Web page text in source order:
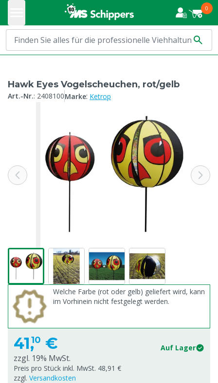
0
Hawk Eyes Vogelscheuchen, rot/gelb
Art.-Nr.: 2408100Marke: Ketrop
Welche Farbe (rot oder gelb) geliefert wird, kann
im Vorhinein nicht festgelegt werden.
41,10 € Auf Lager
zzgl. 19% MwSt.
Preis pro Stück inkl. MwSt. 48,91 €
zzgl. Versandkosten